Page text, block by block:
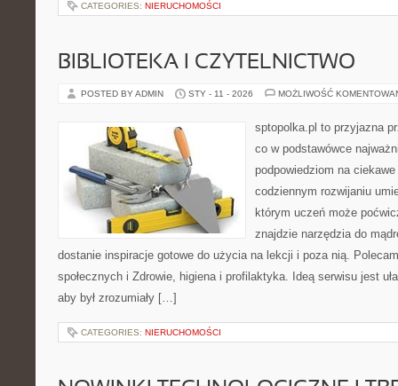
CATEGORIES: NIERUCHOMOŚCI
BIBLIOTEKA I CZYTELNICTWO
POSTED BY ADMIN STY - 11 - 2026 MOŻLIWOŚĆ
sptopolka.pl to przyjazna
co w podstawówce
podpowiedziom na
codziennym rozwijaniu
którym uczeń może
znajdzie narzędzia do
dostanie inspiracje gotowe do użycia na lekcji i poza nią.
społecznych i Zdrowie, higiena i profilaktyka. Ideą serwisu jest
aby był zrozumiały […]
CATEGORIES: NIERUCHOMOŚCI